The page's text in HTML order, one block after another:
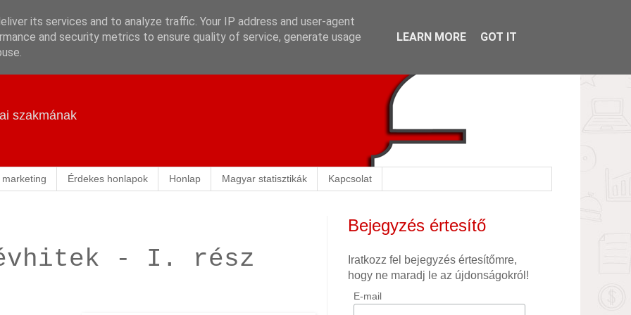
szakmának
Érdekes honlapok Honlap Magyar statisztikák Kapcsolat
- I. rész
Bejegyzés értesítő
Iratkozz fel bejegyzés értesítőmre,
hogy ne maradj le az újdonságokról!
E-mail
its services and to analyze traffic. Your IP address and user-agent
and security metrics to ensure quality of service, generate usage
LEARN MORE GOT IT